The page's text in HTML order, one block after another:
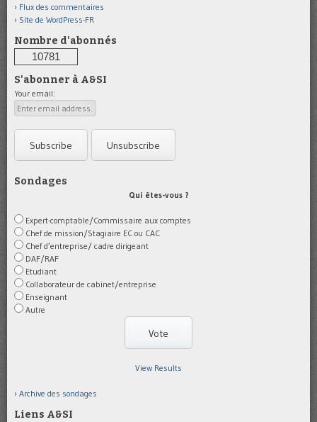
Flux des commentaires
Site de WordPress-FR
Nombre d'abonnés
10781
S'abonner à A&SI
Your email:
Sondages
Qui êtes-vous ?
Expert-comptable/Commissaire aux comptes
Chef de mission/Stagiaire EC ou CAC
Chef d’entreprise/ cadre dirigeant
DAF/RAF
Etudiant
Collaborateur de cabinet/entreprise
Enseignant
Autre
View Results
Archive des sondages
Liens A&SI